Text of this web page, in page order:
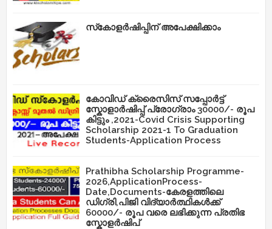
സ്‌കോളർഷിപ്പിന് അപേക്ഷിക്കാം
കോവിഡ് ക്രൈസിസ് സപ്പോർട്ട്
സ്കോളാർഷിപ്പ് പ്രോഗ്രാം 30000/- രൂപ
കിട്ടും ,2021-Covid Crisis Supporting
Scholarship 2021-1 To Graduation
Students-Application Process
Prathibha Scholarship Programme-
2026,ApplicationProcess-
Date,Documents-കേരളത്തിലെ
ഡിഗ്രി,പിജി വിദ്യാർത്ഥികൾക്ക്
60000/- രൂപ വരെ ലഭിക്കുന്ന പ്രതിഭ
സ്കോളർഷിപ്